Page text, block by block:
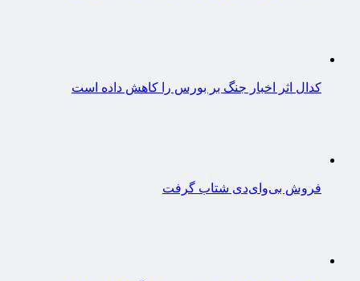
کدال اثر اخبار جنگ بر بورس را کاهش داده است
فروش بی‌وای‌دی شتاب گرفت